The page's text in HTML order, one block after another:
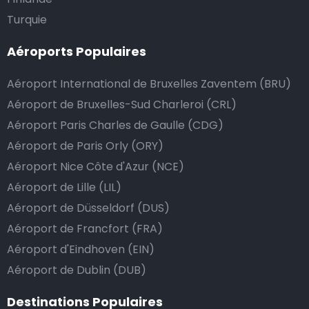
passe de la manière la plus sûre, confortable et
rapide possible. Si notre service répond ou même
dépasse vos attentes, vous avez bien sûr la possibilité
de donner un pourboire.
La manière la plus simple pour ce faire est d’arrondir
le prix de la course au montant supérieur, ou de dire
au chauffeur de ne pas rendre la monnaie après lui
avoir donné un billet plus élevé que le prix de la
course.
Turquie
Aéroports Populaires
Aéroport International de Bruxelles Zaventem (BRU)
Aéroport de Bruxelles-Sud Charleroi (CRL)
Aéroport Paris Charles de Gaulle (CDG)
Aéroport de Paris Orly (ORY)
Aéroport Nice Côte d'Azur (NCE)
Aéroport de Lille (LIL)
Aéroport de Düsseldorf (DUS)
Aéroport de Francfort (FRA)
Aéroport d'Eindhoven (EIN)
Aéroport de Dublin (DUB)
Destinations Populaires